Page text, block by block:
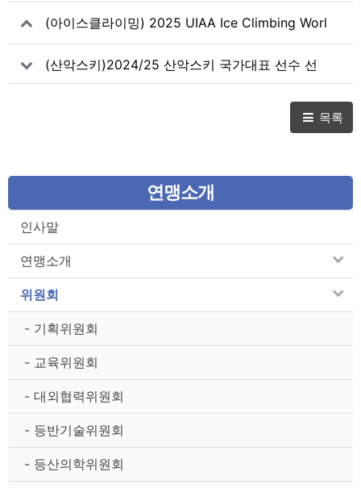
(아이스클라이밍) 2025 UIAA Ice Climbing Worl
d Cup – Cheongsong, South Korea 참가신청
(산악스키)2024/25 산악스키 국가대표 선수 선
발 명단
목록
연맹소개
인사말
연맹소개
위원회
- 기획위원회
- 교육위원회
- 대외협력위원회
- 등반기술위원회
- 등산의학위원회